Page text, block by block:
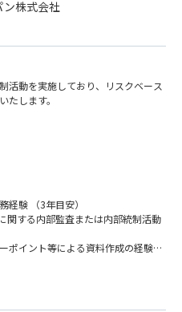
ン株式会社
活動を実施しており、リスクベース
たします。
査計画の作成／事前準備／監査実査
経験 （3年目安）
関する内部監査または内部統制活動
ポイント等による資料作成の経験
、、向上心